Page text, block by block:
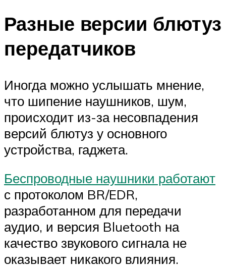
Разные версии блютуз
передатчиков
Иногда можно услышать мнение,
что шипение наушников, шум,
происходит из-за несовпадения
версий блютуз у основного
устройства, гаджета.
Беспроводные наушники работают
с протоколом BR/EDR,
разработанном для передачи
аудио, и версия Bluetooth на
качество звукового сигнала не
оказывает никакого влияния.